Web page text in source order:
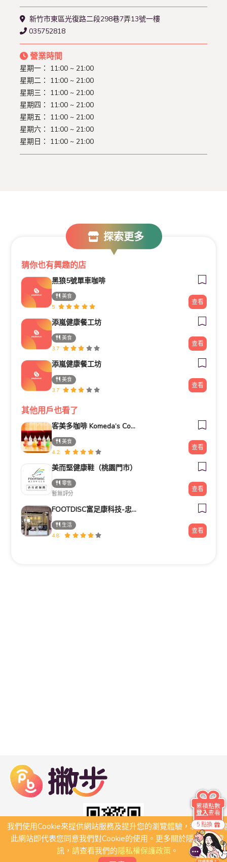
新竹市東區光復路二段298巷7弄13號一樓
035752818
營業時間
星期一： 11:00 ~ 21:00
星期二： 11:00 ~ 21:00
星期三： 11:00 ~ 21:00
星期四： 11:00 ~ 21:00
星期五： 11:00 ~ 21:00
星期六： 11:00 ~ 21:00
星期日： 11:00 ~ 21:00
探索更多
猜你也有興趣的店
黑狼5號單車咖啡
美食
5
查看
添嵐健康餐工坊
美食
3.7
查看
添嵐健康餐工坊
美食
3.7
查看
其他用戶也看了
客美多咖啡 Komeda‘s Coffee - 台南小北店
美食
4.2
查看
美而堅健康鞋（桃園門市）
零售
暫無評分
查看
FOOTDISC富足康科技-忠孝直營門市
生活
4.8
查看
我們使用Cookie來提供網站服務及提升您的瀏覽體驗，若繼續瀏
此網站即代表您同意我們對Cookie的使用。更多關於隱私保護資
訊，請查看我們的隱私權保護政策。
5 點換
累積點數
登入查看